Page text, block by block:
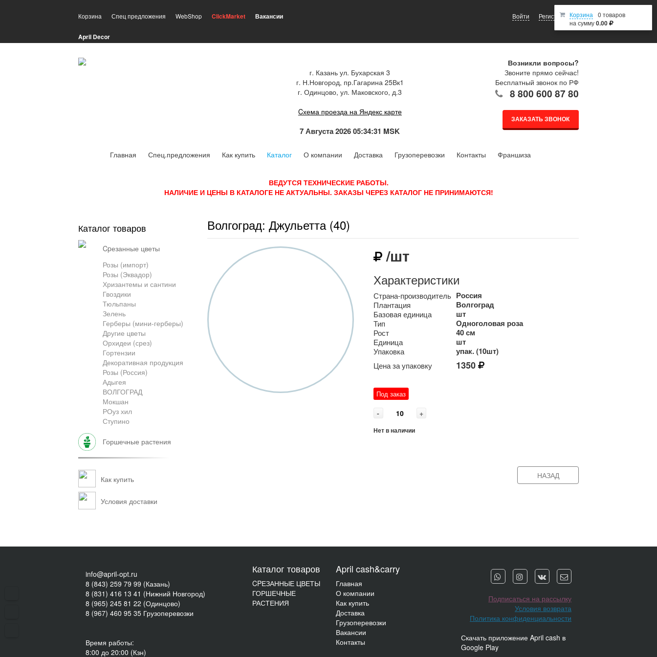
Корзина Спец предложения WebShop ClickMarket Вакансии
April Decor
Войти Регистрация
г. Казань ул. Бухарская 3
г. Н.Новгород, пр.Гагарина 25Вк1
г. Одинцово, ул. Маковского, д.3
Cхема проезда на Яндекс карте
7 Августа 2026 05:34:31 MSK
Возникли вопросы?
Звоните прямо сейчас!
Бесплатный звонок по РФ
8 800 600 87 80
ЗАКАЗАТЬ ЗВОНОК
Главная Спец.предложения Как купить Каталог О компании Доставка Грузоперевозки Контакты Франшиза
ВЕДУТСЯ ТЕХНИЧЕСКИЕ РАБОТЫ.
НАЛИЧИЕ И ЦЕНЫ В КАТАЛОГЕ НЕ АКТУАЛЬНЫ. ЗАКАЗЫ ЧЕРЕЗ КАТАЛОГ НЕ ПРИНИМАЮТСЯ!
Корзина
0 товаров
на сумму0.00
Каталог товаров
cpезанные цветы
Розы (импорт)
Розы (Эквадор)
Хризантемы и сантини
Гвоздики
Тюльпаны
Зелень
Герберы (мини-герберы)
Другие цветы
Орхидеи (срез)
Гортензии
Декоративная продукция
Розы (Россия)
Адыгея
ВОЛГОГРАД
Мокшан
РОуз хил
Ступино
горшечные растения
Как купить
Условия доставки
Волгоград: Джульетта (40)
/шт
Характеристики
Страна-производитель Россия
Плантация Волгоград
Базовая единица шт
Тип Одноголовая роза
Рост 40 см
Единица шт
Упаковка упак. (10шт)
Цена за упаковку 1350
Под заказ
- +
Нет в наличии
НАЗАД
info@april-opt.ru
8 (843) 259 79 99 (Казань)
8 (831) 416 13 41 (Нижний Новгород)
8 (965) 245 81 22 (Одинцово)
8 (967) 460 95 35 Грузоперевозки
Время работы:
8:00 до 20:00 (Кзн)
Каталог товаров
CPЕЗАННЫЕ ЦВЕТЫ
ГОРШЕЧНЫЕ
РАСТЕНИЯ
April cash&carry
Главная
О компании
Как купить
Доставка
Грузоперевозки
Вакансии
Контакты
Подписаться на рассылку
Условия возврата
Политика конфиденциальности
Скачать приложение April cash в
Google Play